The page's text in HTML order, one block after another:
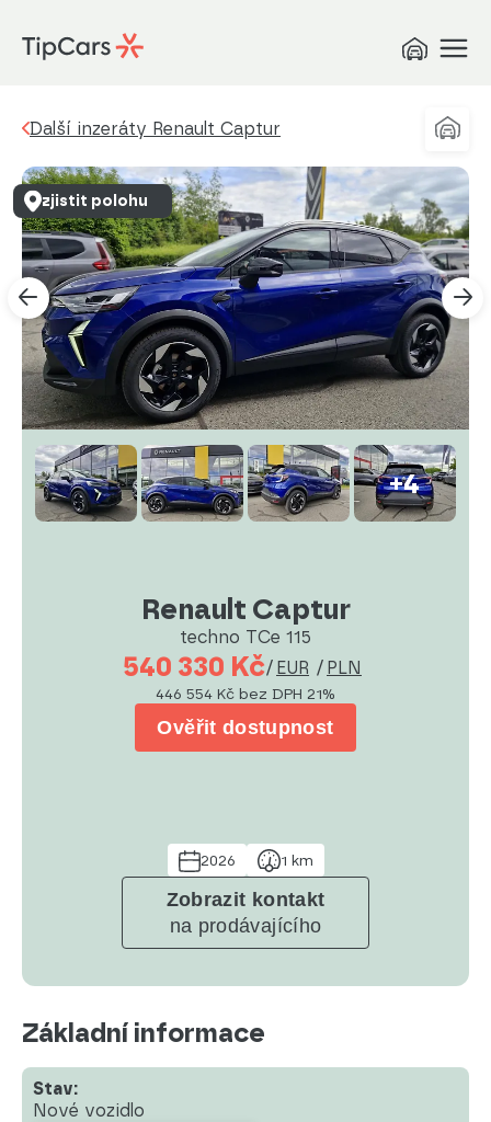
Další inzeráty Renault Captur
+4
Renault Captur
techno TCe 115
540 330 Kč/ EUR / PLN
446 554 Kč bez DPH 21%
Ověřit dostupnost
2026 1 km
Zobrazit kontakt
na prodávajícího
zjistit polohu
Základní informace
Stav:
Nové vozidlo